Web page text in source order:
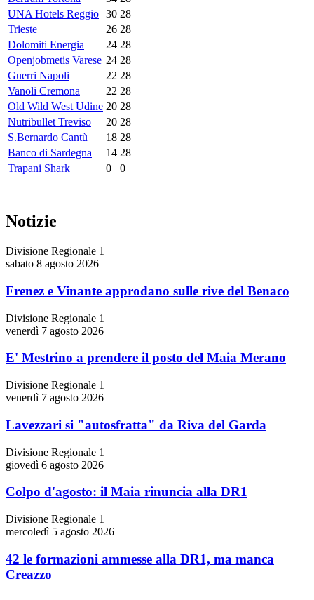
UNA Hotels Reggio 30 28
Trieste
26 28
Dolomiti Energia
24 28
Openjobmetis Varese 24 28
Guerri Napoli
22 28
Vanoli Cremona
22 28
Old Wild West Udine 20 28
Nutribullet Treviso
20 28
S.Bernardo Cantù
18 28
Banco di Sardegna
14 28
Trapani Shark
0 0
Notizie
Divisione Regionale 1
sabato 8 agosto 2026
Frenez e Vinante approdano sulle rive del Benaco
Divisione Regionale 1
venerdì 7 agosto 2026
E' Mestrino a prendere il posto del Maia Merano
Divisione Regionale 1
venerdì 7 agosto 2026
Lavezzari si "autosfratta" da Riva del Garda
Divisione Regionale 1
giovedì 6 agosto 2026
Colpo d'agosto: il Maia rinuncia alla DR1
Divisione Regionale 1
mercoledì 5 agosto 2026
42 le formazioni ammesse alla DR1, ma manca
Creazzo